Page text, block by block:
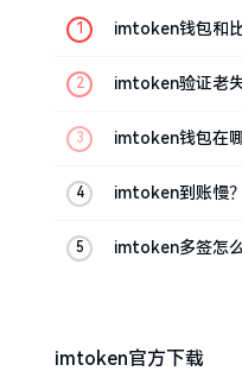
imtoken钱包和
imtoken验证老
imtoken钱包在
imtoken到账慢
imtoken多签怎
imtoken官方下载